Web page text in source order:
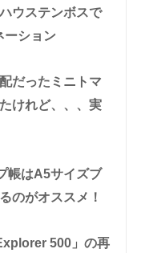
ウステンボスで
ーション
だったミニトマ
けれど、、、実
帳はA5サイズブ
のがオススメ！
500」の再